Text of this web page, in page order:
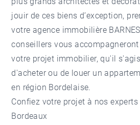
jouir de ces biens d’exception,
votre agence immobilière
conseillers vous
votre projet immobilier, qu'il
d'acheter ou de louer un
en région Bordelaise.
Confiez votre projet à nos
Bordeaux